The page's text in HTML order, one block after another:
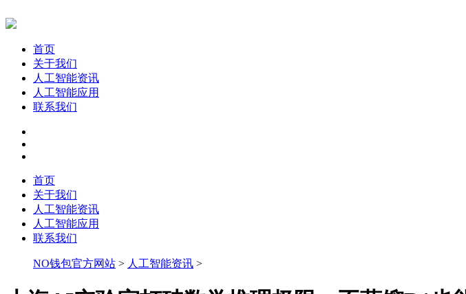
首页
关于我们
人工智能资讯
人工智能应用
联系我们
首页
关于我们
人工智能资讯
人工智能应用
联系我们
NO钱包官方网站 > 人工智能资讯 >